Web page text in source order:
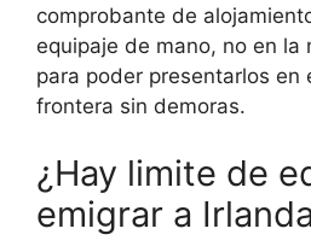
comprobante de
equipaje de mano, no en la
para poder presentarlos en
frontera sin demoras.
¿Hay limite de
emigrar a